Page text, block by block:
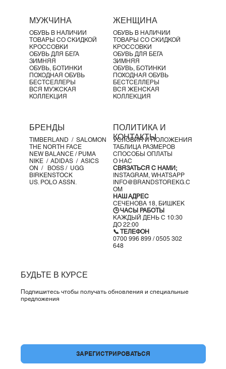
добавляя при этом изысканный блеск и оригинальность.
Детали продукта:
Верх из водонепроницаемой премиальной кожи
Timberland®
Классическая шнуровка
Шнурки из 100% переработанного PET
Мягкий воротник для комфорта
УтеплительPrimaLoft®
(200 г)
Съёмная стелька
Anti-Fatigue
Стальной супинатор для поддержки свода стопы
Полностью герметичная конструкция швов (Seam-
sealed)
Прочная резиновая подошва с протектором
Импорт
МУЖЧИНА
ОБУВЬ В НАЛИЧИИ
ТОВАРЫ СО СКИДКОЙ
КРОССОВКИ
ОБУВЬ ДЛЯ БЕГА
ЗИМНЯЯ
ОБУВЬ, БОТИНКИ
ПОХОДНАЯ ОБУВЬ
БЕСТСЕЛЛЕРЫ
ВСЯ МУЖСКАЯ
КОЛЛЕКЦИЯ
ЖЕНЩИНА
ОБУВЬ В НАЛИЧИИ
ТОВАРЫ СО СКИДКОЙ
КРОССОВКИ
ОБУВЬ ДЛЯ БЕГА
ЗИМНЯЯ
ОБУВЬ, БОТИНКИ
ПОХОДНАЯ ОБУВЬ
БЕСТСЕЛЛЕРЫ
ВСЯ ЖЕНСКАЯ
КОЛЛЕКЦИЯ
БРЕНДЫ
TIMBERLAND / SALOMON
THE NORTH FACE
NEW BALANCE / PUMA
NIKE / ADIDAS / ASICS
ON / BOSS / UGG
BIRKENSTOCK
US. POLO ASSN.
ПОЛИТИКА И
КОНТАКТЫ
УСЛОВИЯ И ПОЛОЖЕНИЯ
ТАБЛИЦА РАЗМЕРОВ
СПОСОБЫ ОПЛАТЫ
О НАС
СВЯЗАТЬСЯ С НАМИ;
INSTAGRAM, WHATSAPP
INFO@BRANDSTOREKG.C
OM
НАШ АДРЕС
СЕЧЕНОВА 18, БИШКЕК
🕒 ЧАСЫ РАБОТЫ
КАЖДЫЙ ДЕНЬ С 10:30
ДО 22:00
📞 ТЕЛЕФОН
0700 996 899 / 0505 302
648
БУДЬТЕ В КУРСЕ
Подпишитесь чтобы получать обновления и специальные
предложения
ЗАРЕГИСТРИРОВАТЬСЯ